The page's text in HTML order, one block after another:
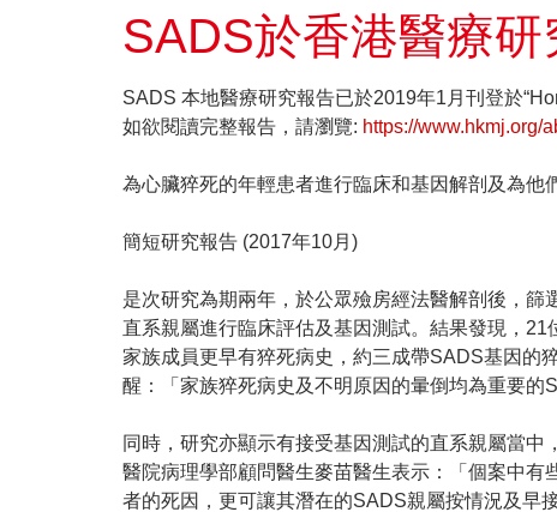
SADS於香港醫療
SADS 本地醫療研究報告已於2019年1月刊登於
如欲閱讀完整報告，請瀏覽: https://www.hkmj.org/
為心臟猝死的年輕患者進行臨床和基因解剖及為
簡短研究報告 (2017年10月)
是次研究為期兩年，於公眾殮房經法醫解剖後，
直系親屬進行臨床評估及基因測試。結果發現，
家族成員更早有猝死病史，約三成帶SADS基因的
醒：「家族猝死病史及不明原因的暈倒均為重要的
同時，研究亦顯示有接受基因測試的直系親屬當
醫院病理學部顧問醫生麥苗醫生表示：「個案中
者的死因，更可讓其潛在的SADS親屬按情況及早